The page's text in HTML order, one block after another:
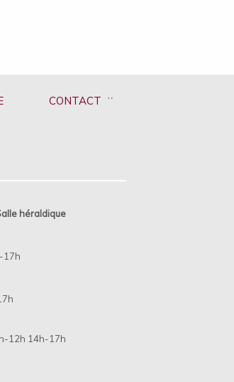
CONTACT
héraldique
17h
12h 14h-17h